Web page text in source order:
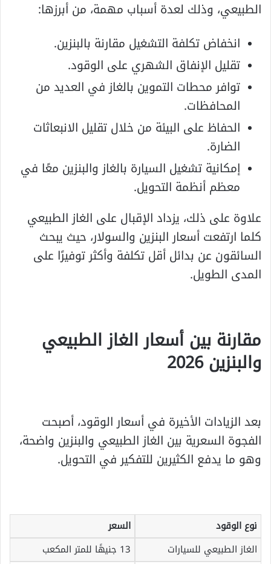
الطبيعي، وذلك لعدة أسباب مهمة، من أبرزها:
انخفاض تكلفة التشغيل مقارنة بالبنزين.
تقليل الإنفاق الشهري على الوقود.
توافر محطات التموين بالغاز في العديد من
المحافظات.
الحفاظ على البيئة من خلال تقليل الانبعاثات
الضارة.
إمكانية تشغيل السيارة بالغاز والبنزين معًا في
معظم أنظمة التحويل.
علاوة على ذلك، يزداد الإقبال على الغاز الطبيعي
كلما ارتفعت أسعار البنزين والسولار، حيث يبحث
السائقون عن بدائل أقل تكلفة وأكثر توفيرًا على
المدى الطويل.
مقارنة بين أسعار الغاز الطبيعي
والبنزين 2026
بعد الزيادات الأخيرة في أسعار الوقود، أصبحت
الفجوة السعرية بين الغاز الطبيعي والبنزين واضحة،
وهو ما يدفع الكثيرين للتفكير في التحويل.
نوع الوقود
السعر
الغاز الطبيعي للسيارات
13 جنيهًا للمتر المكعب